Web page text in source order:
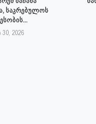
საკრებულოს
2026